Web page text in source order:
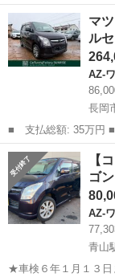
もできちゃう✨ お車の詳細こちらから↓仮審査もOK👌
https://www.otoron.jp/
新潟 新発田市
マ
ル
AZ-
長岡
■ 支払総額: 35万円 ■ 車両本体価格： 264,000 円 ■ メーカー
名： マツダ ■ 車種
テッド ナビ・フル
スタート／ＥＴＣ...
新潟 長岡市
【
ゴ
AZ-
青山
★車検６年１月１３日まで ( =①ω①=)